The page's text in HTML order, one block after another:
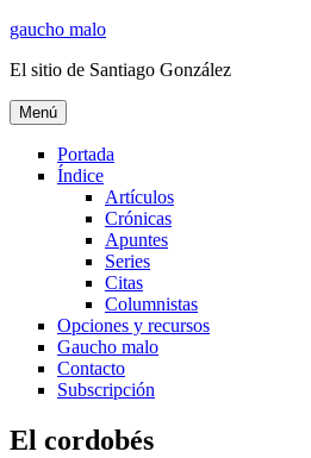
Ir
contenido
gaucho malo
El sitio de Santiago González
Menú
Portada
Índice
Artículos
Crónicas
Apuntes
Series
Citas
Columnistas
Opciones y recursos
Gaucho malo
Contacto
Subscripción
El cordobés